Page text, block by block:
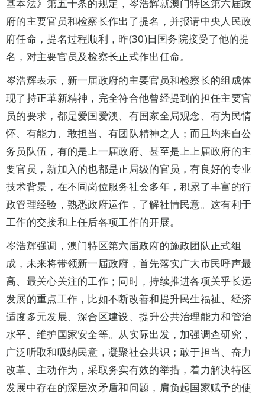
基本法》第五十条的规定，岑浩辉就澳门特区第六届政
府的主要官员和检察长作出了提名，并报请中央人民政
府任命，提名过程顺利，昨(30)日国务院接受了他的提
名，对主要官员及检察长正式作出任命。
岑浩辉表示，新一届政府的主要官员和检察长的组成体
现了持正革新精神，完全符合他曾经提到的担任主要官
员的要求，都是爱国爱澳、有国家全局观念、有为民情
怀、有能力、敢担当、有团队精神之人；而且均来自公
务员队伍，有的是上一届政府、甚至是上上届政府的主
要官员，新加入的也都是正局级的官员，有良好的专业
技术背景，在不同岗位服务社会多年，积累了丰富的行
政管理经验，熟悉政府运作，了解社情民意。这有利于
工作的交接和上任后各项工作的开展。
岑浩辉强调，澳门特区第六届政府的施政团队正式组
成，未来将带领新一届政府，首先落实广大市民呼声最
高、最关心关注的工作；同时，持续推进各项关乎长远
发展的重点工作，比如不断改善和提升民生福祉、经济
适度多元发展、深合区建设、提升公共治理能力和管治
水平、维护国家安全等。从实际出发，加强调查研究，
广泛听取和吸纳民意，凝聚社会共识；敢于担当、奋力
改革、主动作为，采取务实有效的举措，着力解决特区
发展中存在的深层次矛盾和问题，肩负起国家赋予的使